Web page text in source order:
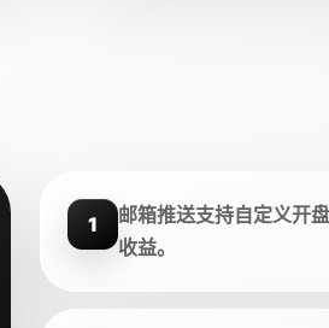
1
邮箱推送支持自定义开
收益。